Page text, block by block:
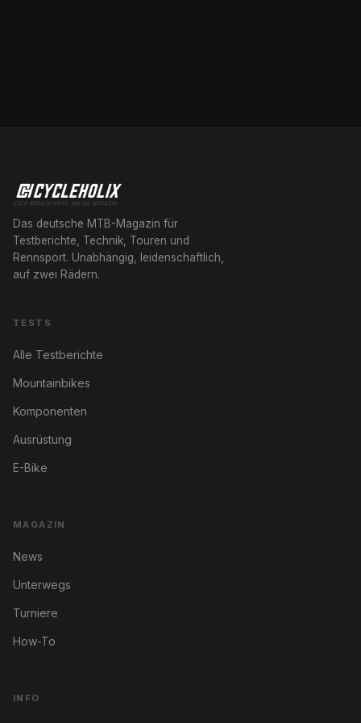
Das deutsche MTB-Magazin für
Testberichte, Technik, Touren und
Rennsport. Unabhängig, leidenschaftlich,
auf zwei Rädern.
TESTS
Alle Testberichte
Mountainbikes
Komponenten
Ausrüstung
E-Bike
MAGAZIN
News
Unterwegs
Turniere
How-To
INFO